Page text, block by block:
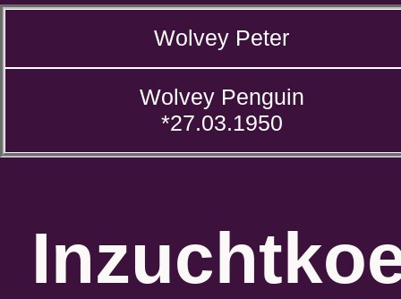
Wolvey Peter
Wolvey Penguin
*27.03.1950